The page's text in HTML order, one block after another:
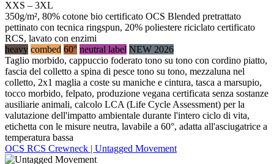
XXS – 3XL
350g/m², 80% cotone bio certificato OCS Blended pretrattato
pettinato con tecnica ringspun, 20% poliestere riciclato certificato
RCS, lavato con enzimi
heavy combed 60° neutral label NEW 2026
Taglio morbido, cappuccio foderato tono su tono con cordino piatto,
fascia del colletto a spina di pesce tono su tono, mezzaluna nel
colletto, 2x1 maglia a coste su maniche e cintura, tasca a marsupio,
tocco morbido, felpato, produzione vegana certificata senza sostanze
ausiliarie animali, calcolo LCA (Life Cycle Assessment) per la
valutazione dell'impatto ambientale durante l'intero ciclo di vita,
etichetta con le misure neutra, lavabile a 60°, adatta all'asciugatrice a
temperatura bassa
OCS RCS Crewneck | Untagged Movement